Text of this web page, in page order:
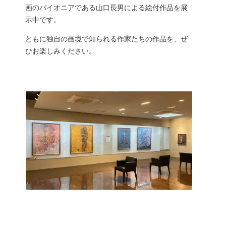
画のパイオニアである山口長男による絵付作品を展
示中です。
ともに独自の画境で知られる作家たちの作品を、ぜ
ひお楽しみください。